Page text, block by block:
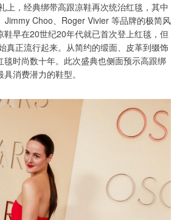
上，经典绑带高跟凉鞋再次统治红毯，其中
Jimmy Choo、Roger Vivier 等品牌的极简风
鞋早在20世纪20年代就已首次登上红毯，但
真正流行起来。从简约的缎面、皮革到缀饰
毯时尚数十年。此次盛典也侧面预示高跟绑
消费潜力的鞋型。